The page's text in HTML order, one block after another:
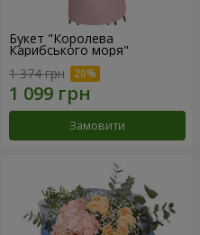
Букет "Королева
Карибського моря"
1 374 грн
Замовити